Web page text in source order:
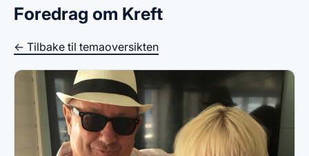
Foredrag om Kreft
← Tilbake til temaoversikten